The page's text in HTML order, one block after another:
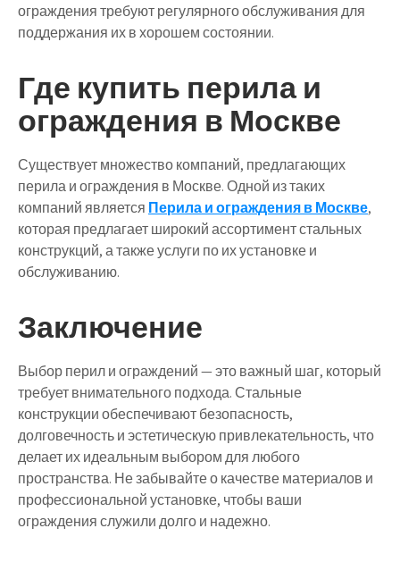
ограждения требуют регулярного обслуживания для
поддержания их в хорошем состоянии.
Где купить перила и
ограждения в Москве
Существует множество компаний, предлагающих
перила и ограждения в Москве. Одной из таких
компаний является Перила и ограждения в Москве,
которая предлагает широкий ассортимент стальных
конструкций, а также услуги по их установке и
обслуживанию.
Заключение
Выбор перил и ограждений — это важный шаг, который
требует внимательного подхода. Стальные
конструкции обеспечивают безопасность,
долговечность и эстетическую привлекательность, что
делает их идеальным выбором для любого
пространства. Не забывайте о качестве материалов и
профессиональной установке, чтобы ваши
ограждения служили долго и надежно.